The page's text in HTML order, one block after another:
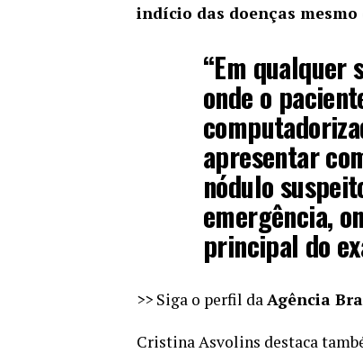
indício das doenças
“Em qualquer
onde o
apresentar
nódulo
emergência,
principal do
>> Siga o perfil daAgência
Cristina Asvolins destaca